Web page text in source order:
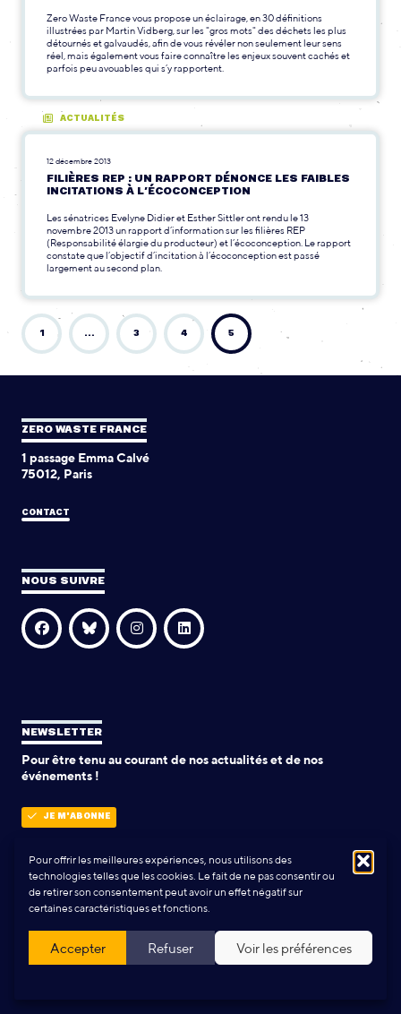
Pour offrir les meilleures expériences, nous utilisons des
technologies telles que les cookies. Le fait de ne pas consentir ou
de retirer son consentement peut avoir un effet négatif sur
certaines caractéristiques et fonctions.
Accepter Refuser Voir les préférences
Zero Waste France vous propose un éclairage, en 30 définitions
illustrées par Martin Vidberg, sur les "gros mots" des déchets les plus
détournés et galvaudés, afin de vous révéler non seulement leur sens
réel, mais également vous faire connaître les enjeux souvent cachés et
parfois peu avouables qui s’y rapportent.
ACTUALITÉS
12 décembre 2013
FILIÈRES REP : UN RAPPORT DÉNONCE LES FAIBLES
INCITATIONS À L’ÉCOCONCEPTION
Les sénatrices Evelyne Didier et Esther Sittler ont rendu le 13
novembre 2013 un rapport d’information sur les filières REP
(Responsabilité élargie du producteur) et l’écoconception. Le rapport
constate que l’objectif d’incitation à l’écoconception est passé
largement au second plan.
1 … 3 4 5
ZERO WASTE FRANCE
1 passage Emma Calvé
75012, Paris
CONTACT
NOUS SUIVRE
NEWSLETTER
Pour être tenu au courant de nos actualités et de nos
événements !
JE M'ABONNE
POLITIQUE DE CONFIDENTIALITÉ